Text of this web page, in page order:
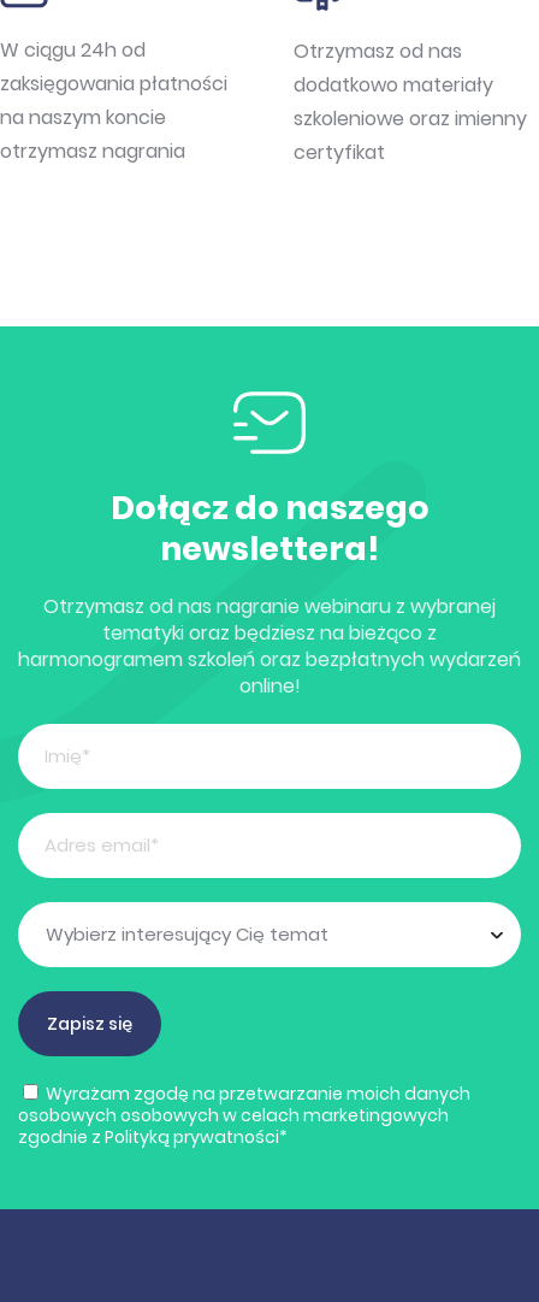
W ciągu 24h od
zaksięgowania płatności
na naszym koncie
otrzymasz nagrania
Otrzymasz od nas
dodatkowo materiały
szkoleniowe oraz imienny
certyfikat
Dołącz do naszego
newslettera!
Otrzymasz od nas nagranie webinaru z wybranej
tematyki oraz będziesz na bieżąco z
harmonogramem szkoleń oraz bezpłatnych wydarzeń
online!
Wyrażam zgodę na przetwarzanie moich danych
osobowych osobowych w celach marketingowych
zgodnie z Polityką prywatności*